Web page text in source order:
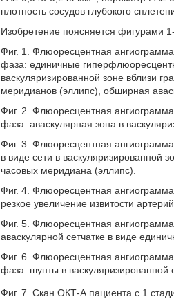
плотность сосудов глубокого
Изобретение поясняется фигурами 1-
Фиг. 1. Флюоресцентная
фаза: единичные
васкуляризированной зоне вблизи
меридианов (эллипс), обширная
Фиг. 2. Флюоресцентная
фаза: аваскулярная зона в
Фиг. 3. Флюоресцентная
в виде сети в васкуляризированной
часовых меридиана (эллипс).
Фиг. 4. Флюоресцентная
резкое увеличение извитости
Фиг. 5. Флюоресцентная
аваскулярной сетчатке в виде
Фиг. 6. Флюоресцентная
фаза: шунты в васкуляризированной
Фиг. 7. Скан ОКТ-А пациента с 1